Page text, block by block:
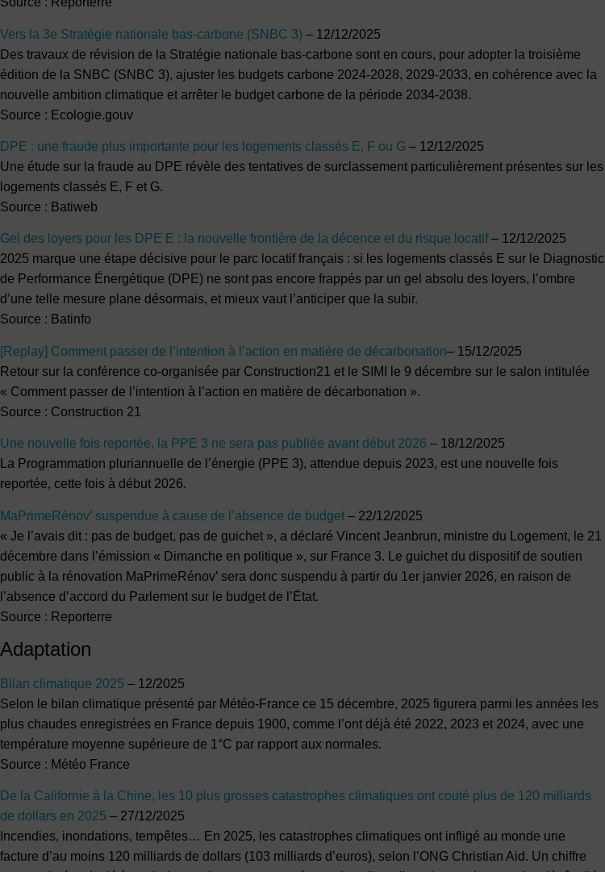
Vers la 3e Stratégie nationale bas-carbone (SNBC 3) – 12/12/2025
Des travaux de révision de la Stratégie nationale bas-carbone sont en cours, pour adopter la troisième
édition de la SNBC (SNBC 3), ajuster les budgets carbone 2024-2028, 2029-2033, en cohérence avec la
nouvelle ambition climatique et arrêter le budget carbone de la période 2034-2038.
Source : Ecologie.gouv
DPE : une fraude plus importante pour les logements classés E, F ou G – 12/12/2025
Une étude sur la fraude au DPE révèle des tentatives de surclassement particulièrement présentes sur les
logements classés E, F et G.
Source : Batiweb
Gel des loyers pour les DPE E : la nouvelle frontière de la décence et du risque locatif– 12/12/2025
2025 marque une étape décisive pour le parc locatif français : si les logements classés E sur le Diagnostic
de Performance Énergétique (DPE) ne sont pas encore frappés par un gel absolu des loyers, l’ombre
d’une telle mesure plane désormais, et mieux vaut l’anticiper que la subir.
Source : Batinfo
[Replay] Comment passer de l’intention à l’action en matière de décarbonation– 15/12/2025
Retour sur la conférence co-organisée par Construction21 et le SIMI le 9 décembre sur le salon intitulée
« Comment passer de l’intention à l’action en matière de décarbonation ».
Source : Construction 21
Une nouvelle fois reportée, la PPE 3 ne sera pas publiée avant début 2026 – 18/12/2025
La Programmation pluriannuelle de l’énergie (PPE 3), attendue depuis 2023, est une nouvelle fois
reportée, cette fois à début 2026.
MaPrimeRénov’ suspendue à cause de l’absence de budget – 22/12/2025
« Je l’avais dit : pas de budget, pas de guichet », a déclaré Vincent Jeanbrun, ministre du Logement, le 21
décembre dans l’émission « Dimanche en politique », sur France 3. Le guichet du dispositif de soutien
public à la rénovation MaPrimeRénov’ sera donc suspendu à partir du 1er janvier 2026, en raison de
l’absence d’accord du Parlement sur le budget de l’État.
Source : Reporterre
Adaptation
Bilan climatique 2025 – 12/2025
Selon le bilan climatique présenté par Météo-France ce 15 décembre, 2025 figurera parmi les années les
plus chaudes enregistrées en France depuis 1900, comme l’ont déjà été 2022, 2023 et 2024, avec une
température moyenne supérieure de 1°C par rapport aux normales.
Source : Météo France
De la Californie à la Chine, les 10 plus grosses catastrophes climatiques ont couté plus de 120 milliards
de dollars en 2025 – 27/12/2025
Incendies, inondations, tempêtes… En 2025, les catastrophes climatiques ont infligé au monde une
facture d’au moins 120 milliards de dollars (103 milliards d’euros), selon l’ONG Christian Aid. Un chiffre